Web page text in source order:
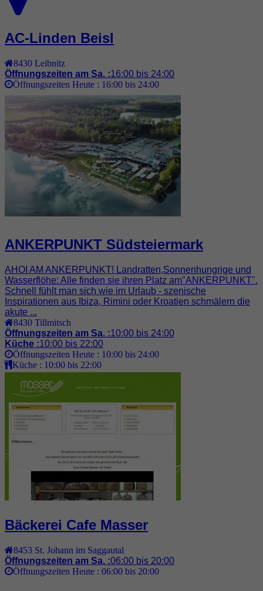
AC-Linden Beisl
8430 Leibnitz
Öffnungszeiten am Sa. :16:00 bis 24:00
Öffnungszeiten Heute : 16:00 bis 24:00
ANKERPUNKT Südsteiermark
AHOI AM ANKERPUNKT! Landratten,Sonnenhungrige und
Wasserflöhe: Alle finden sie ihren Platz am"ANKERPUNKT".
Schnell fühlt man sich wie im Urlaub - szenische
Inspirationen aus Ibiza, Rimini oder Kroatien schmälern die
akute ...
8430 Tillmitsch
Öffnungszeiten am Sa. :10:00 bis 24:00
Küche :10:00 bis 22:00
Öffnungszeiten Heute : 10:00 bis 24:00
Küche : 10:00 bis 22:00
Bäckerei Cafe Masser
8453 St. Johann im Saggautal
Öffnungszeiten am Sa. :06:00 bis 20:00
Öffnungszeiten Heute : 06:00 bis 20:00